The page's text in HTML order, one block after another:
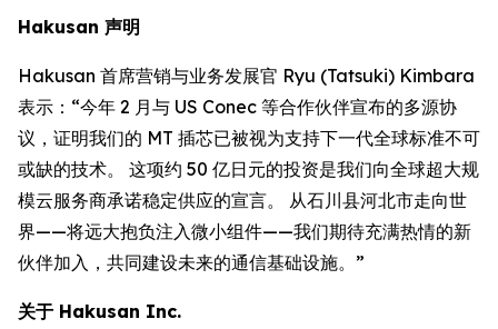
Hakusan 声明
Hakusan 首席营销与业务发展官 Ryu (Tatsuki) Kimbara
表示：“今年 2 月与 US Conec 等合作伙伴宣布的多源协
议，证明我们的 MT 插芯已被视为支持下一代全球标准不可
或缺的技术。 这项约 50 亿日元的投资是我们向全球超大规
模云服务商承诺稳定供应的宣言。 从石川县河北市走向世
界——将远大抱负注入微小组件——我们期待充满热情的新
伙伴加入，共同建设未来的通信基础设施。”
关于 Hakusan Inc.